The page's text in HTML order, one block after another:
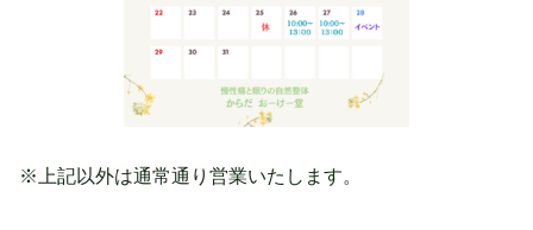
※上記以外は通常通り営業いたします。